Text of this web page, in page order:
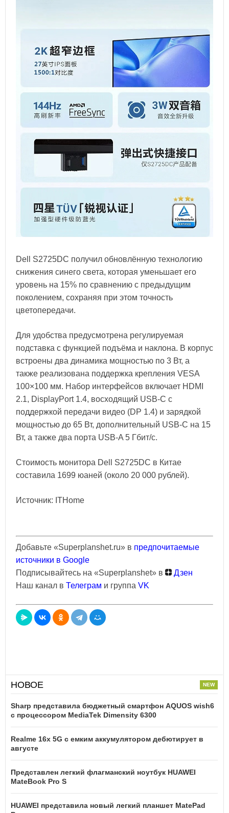
Dell S2725DC получил обновлённую технологию
снижения синего света, которая уменьшает его
уровень на 15% по сравнению с предыдущим
поколением, сохраняя при этом точность
цветопередачи.
Для удобства предусмотрена регулируемая
подставка с функцией подъёма и наклона. В корпус
встроены два динамика мощностью по 3 Вт, а
также реализована поддержка крепления VESA
100×100 мм. Набор интерфейсов включает HDMI
2.1, DisplayPort 1.4, восходящий USB-C с
поддержкой передачи видео (DP 1.4) и зарядкой
мощностью до 65 Вт, дополнительный USB-C на 15
Вт, а также два порта USB-A 5 Гбит/с.
Стоимость монитора Dell S2725DC в Китае
составила 1699 юаней (около 20 000 рублей).
Источник: ITHome
Добавьте «Superplanshet.ru» в предпочитаемые
источники в Google
Подписывайтесь на «Superplanshet» в
Дзен
Наш канал в Телеграм и группа VK
НОВОЕ
Sharp представила бюджетный смартфон AQUOS wish6
с процессором MediaTek Dimensity 6300
Realme 16x 5G с емким аккумулятором дебютирует в
августе
Представлен легкий флагманский ноутбук HUAWEI
MateBook Pro S
HUAWEI представила новый легкий планшет MatePad